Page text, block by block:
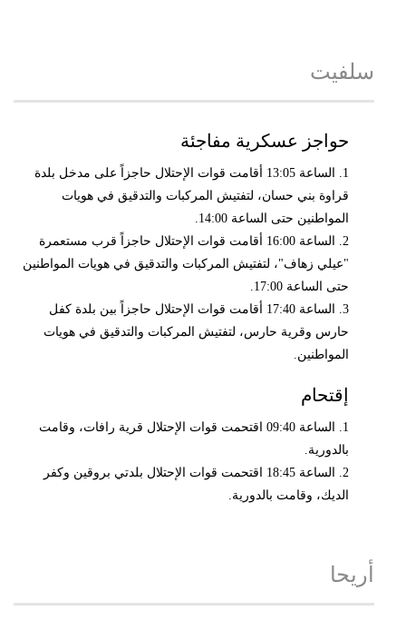
سلفيت
حواجز عسكرية مفاجئة
1. الساعة 13:05 أقامت قوات الإحتلال حاجزاً على مدخل بلدة
قراوة بني حسان، لتفتيش المركبات والتدقيق في هويات
المواطنين حتى الساعة 14:00.
2. الساعة 16:00 أقامت قوات الإحتلال حاجزاً قرب مستعمرة
"عيلي زهاف"، لتفتيش المركبات والتدقيق في هويات المواطنين
حتى الساعة 17:00.
3. الساعة 17:40 أقامت قوات الإحتلال حاجزاً بين بلدة كفل
حارس وقرية حارس، لتفتيش المركبات والتدقيق في هويات
المواطنين.
إقتحام
1. الساعة 09:40 اقتحمت قوات الإحتلال قرية رافات، وقامت
بالدورية.
2. الساعة 18:45 اقتحمت قوات الإحتلال بلدتي بروقين وكفر
الديك، وقامت بالدورية.
أريحا